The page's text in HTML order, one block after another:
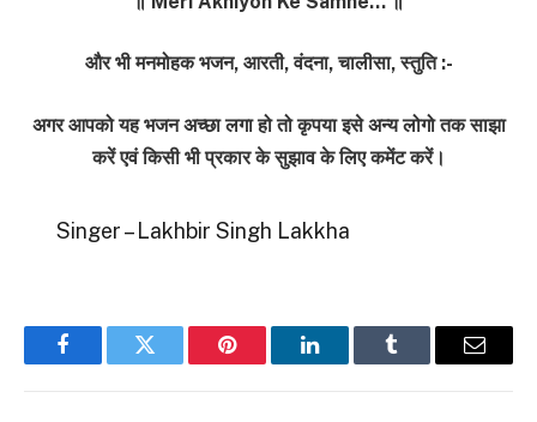
और भी मनमोहक भजन, आरती, वंदना, चालीसा, स्तुति :-
अगर आपको यह भजन अच्छा लगा हो तो कृपया इसे अन्य लोगो तक साझा
करें एवं किसी भी प्रकार के सुझाव के लिए कमेंट करें।
Singer – Lakhbir Singh Lakkha
FacebookTwitter Pinterest LinkedInTumblr Email